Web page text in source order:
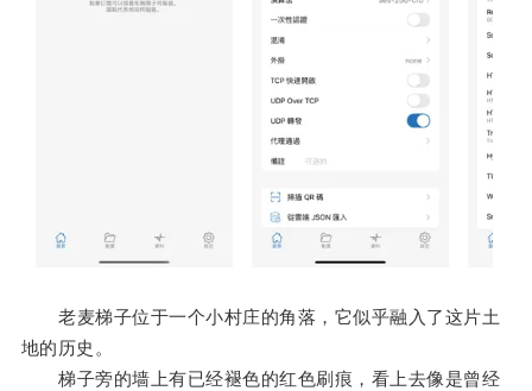
老麦梯子位于一个小村庄的角落，它似乎融入了这片土
地的历史。
梯子旁的墙上有已经褪色的红色刷痕，看上去像是曾经